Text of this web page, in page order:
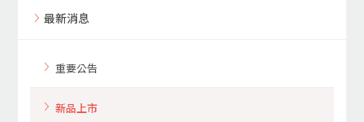
最新消息
重要公告
新品上市